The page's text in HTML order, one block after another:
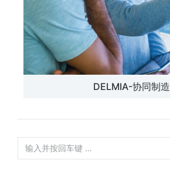
DELMIA-协同制造